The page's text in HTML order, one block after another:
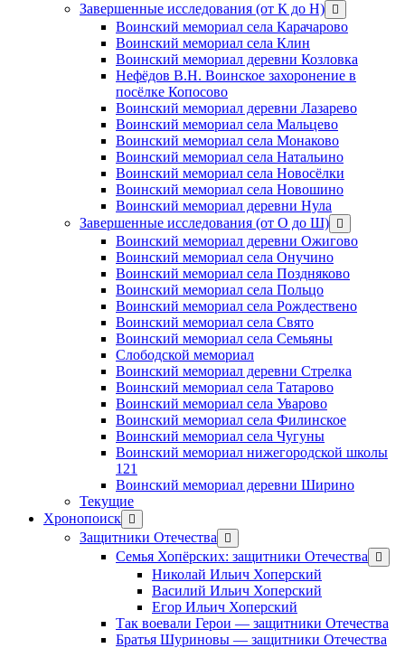
Завершенные исследования (от К до Н) открыть
меню
Воинский мемориал села Карачарово
Воинский мемориал села Клин
Воинский мемориал деревни Козловка
Нефёдов В.Н. Воинское захоронение в
посёлке Копосово
Воинский мемориал деревни Лазарево
Воинский мемориал села Мальцево
Воинский мемориал села Монаково
Воинский мемориал села Натальино
Воинский мемориал села Новосёлки
Воинский мемориал села Новошино
Воинский мемориал деревни Нула
Завершенные исследования (от О до Ш) открыть
меню
Воинский мемориал деревни Ожигово
Воинский мемориал села Онучино
Воинский мемориал села Поздняково
Воинский мемориал села Польцо
Воинский мемориал села Рождествено
Воинский мемориал села Свято
Воинский мемориал села Семьяны
Слободской мемориал
Воинский мемориал деревни Стрелка
Воинский мемориал села Татарово
Воинский мемориал села Уварово
Воинский мемориал села Филинское
Воинский мемориал села Чугуны
Воинский мемориал нижегородской школы
121
Воинский мемориал деревни Ширино
Текущие
Хронопоиск открыть
меню
Защитники Отечества
открыть
меню
Семья Хопёрских: защитники Отечества
меню
Николай Ильич Хоперский
Василий Ильич Хоперский
Егор Ильич Хоперский
Так воевали Герои — защитники Отечества
Братья Шуриновы — защитники Отечества